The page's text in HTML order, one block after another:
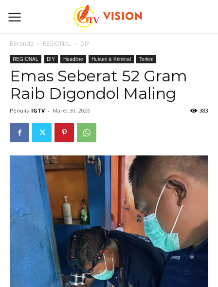
Beranda REGIONAL DIY
REGIONAL DIY Headline Hukum & Kriminal Terkini
Emas Seberat 52 Gram
Raib Digondol Maling
Penulis IGTV - Maret 30, 2026 383